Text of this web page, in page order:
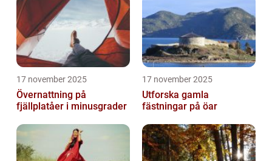
17 november 2025
Övernattning på
fjällplatåer i minusgrader
17 november 2025
Utforska gamla
fästningar på öar